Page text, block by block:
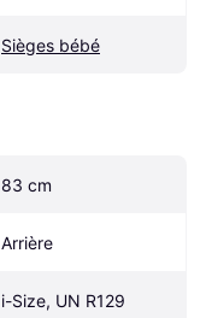
Sièges bébé
83 cm
Arrière
i-Size, UN R129